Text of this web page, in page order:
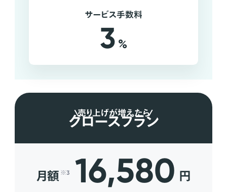
サービス手数料
3 %
売り上げが増えたら
グロースプラン
月額 ※3 16,580 円